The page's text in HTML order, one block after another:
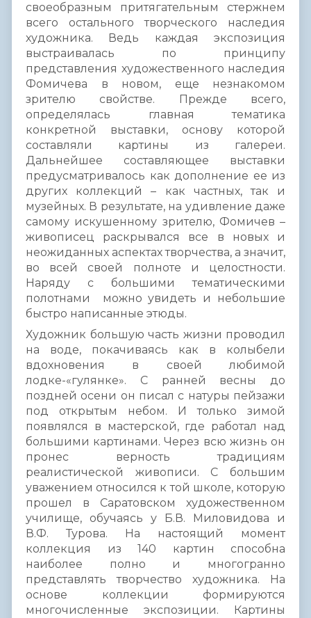
своеобразным притягательным стержнем
всего остального творческого наследия
художника. Ведь каждая экспозиция
выстраивалась по принципу
представления художественного наследия
Фомичева в новом, еще незнакомом
зрителю свойстве. Прежде всего,
определялась главная тематика
конкретной выставки, основу которой
составляли картины из галереи.
Дальнейшее составляющее выставки
предусматривалось как дополнение ее из
других коллекций – как частных, так и
музейных. В результате, на удивление даже
самому искушенному зрителю, Фомичев –
живописец раскрывался все в новых и
неожиданных аспектах творчества, а значит,
во всей своей полноте и целостности.
Наряду с большими тематическими
полотнами можно увидеть и небольшие
быстро написанные этюды.
Художник большую часть жизни проводил
на воде, покачиваясь как в колыбели
вдохновения в своей любимой
лодке-«гулянке». С ранней весны до
поздней осени он писал с натуры пейзажи
под открытым небом. И только зимой
появлялся в мастерской, где работал над
большими картинами. Через всю жизнь он
пронес верность традициям
реалистической живописи. С большим
уважением относился к той школе, которую
прошел в Саратовском художественном
училище, обучаясь у Б.В. Миловидова и
В.Ф. Турова. На настоящий момент
коллекция из 140 картин способна
наиболее полно и многогранно
представлять творчество художника. На
основе коллекции формируются
многочисленные экспозиции. Картины